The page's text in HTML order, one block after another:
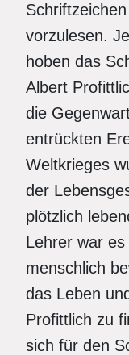
vorzulesen.
hoben das
Albert
die
entrückten
Weltkrieges
der
plötzlich
Lehrer war
menschlich
das Leben
Profittlich zu
sich für den